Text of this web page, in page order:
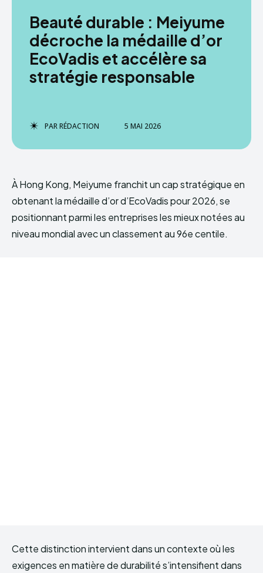
Beauté durable : Meiyume
décroche la médaille d’or
EcoVadis et accélère sa
stratégie responsable
PARRÉDACTION 5 MAI 2026
À Hong Kong, Meiyume franchit un cap stratégique en
obtenant la médaille d’or d’EcoVadis pour 2026, se
positionnant parmi les entreprises les mieux notées au
niveau mondial avec un classement au 96e centile.
Cette distinction intervient dans un contexte où les
exigences en matière de durabilité s’intensifient dans